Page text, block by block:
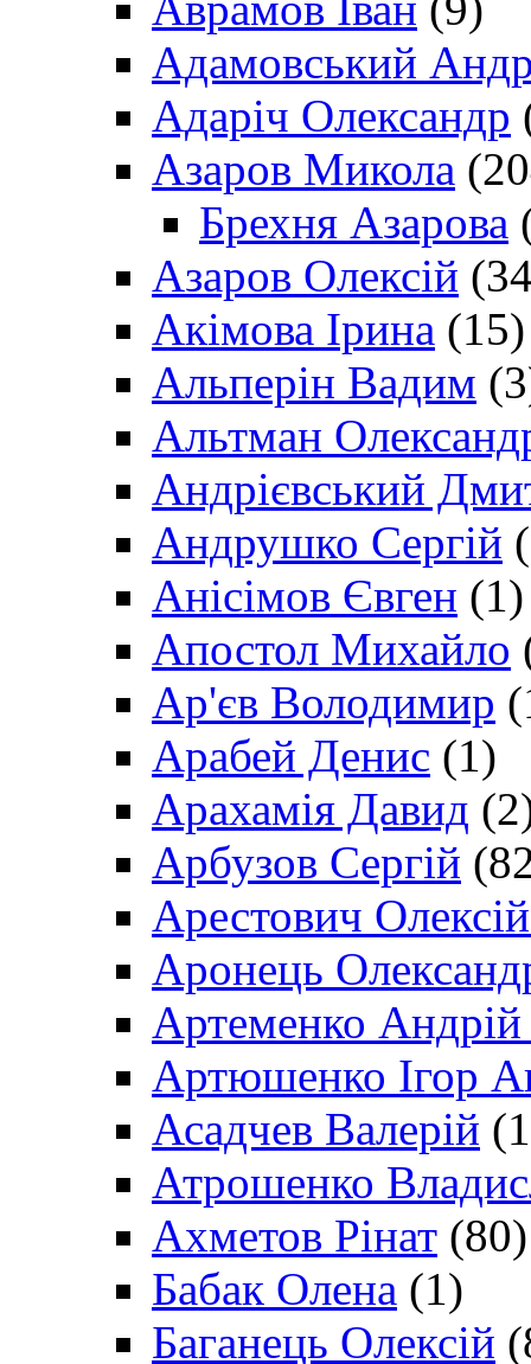
Адамовський
Адаріч Олександр
Азаров Микола
Брехня Азарова
Азаров Олексій
Акімова Ірина (15)
Альперін Вадим
Альтман
Андрієвський
Андрушко Сергій
Анісімов Євген (1)
Апостол Михайло
Ар'єв Володимир
Арабей Денис (1)
Арахамія Давид
Арбузов Сергій
Арестович
Аронець
Артеменко Андрій
Артюшенко Ігор
Асадчев Валерій
Атрошенко
Ахметов Рінат (80)
Бабак Олена (1)
Баганець Олексій